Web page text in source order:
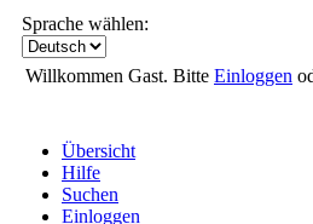
Sprache wählen:
Willkommen Gast. Bitte Einloggen
Übersicht
Hilfe
Suchen
Einloggen